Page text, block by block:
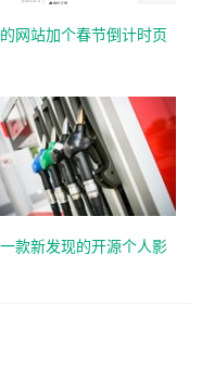
网站加个春节倒计时页
款新发现的开源个人影